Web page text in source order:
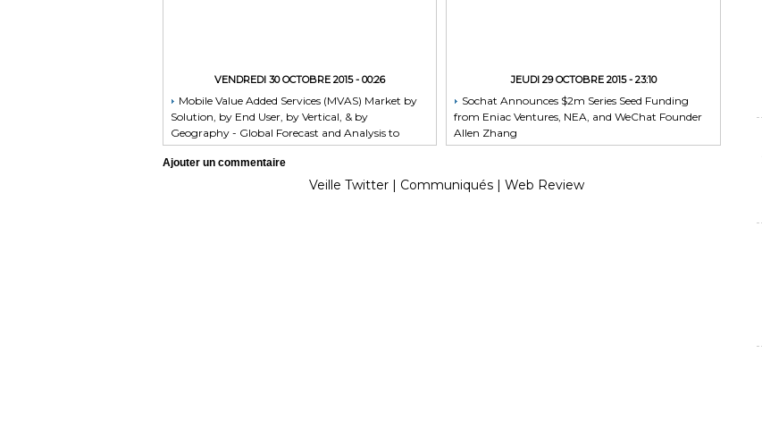
VENDREDI 30 OCTOBRE 2015 - 00:26
Mobile Value Added Services (MVAS) Market by
Solution, by End User, by Vertical, & by
Geography - Global Forecast and Analysis to
2020 - Reportlinker Review
JEUDI 29 OCTOBRE 2015 - 23:10
Sochat Announces $2m Series Seed Funding
from Eniac Ventures, NEA, and WeChat Founder
Allen Zhang
Ajouter un commentaire
Veille Twitter | Communiqués | Web Review